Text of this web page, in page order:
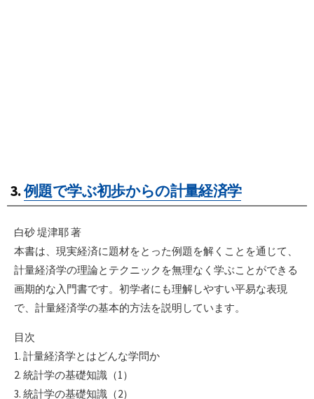
3.例題で学ぶ初歩からの計量経済学
白砂 堤津耶 著
本書は、現実経済に題材をとった例題を解くことを通じて、
計量経済学の理論とテクニックを無理なく学ぶことができる
画期的な入門書です。初学者にも理解しやすい平易な表現
で、計量経済学の基本的方法を説明しています。
目次
1. 計量経済学とはどんな学問か
2. 統計学の基礎知識（1）
3. 統計学の基礎知識（2）